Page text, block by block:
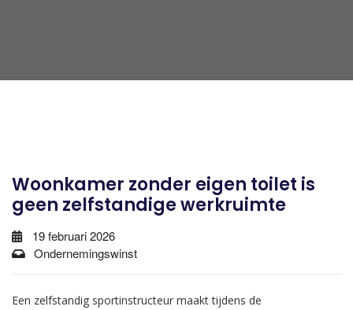
Woonkamer zonder eigen toilet is
geen zelfstandige werkruimte
19 februari 2026
Ondernemingswinst
Een zelfstandig sportinstructeur maakt tijdens de